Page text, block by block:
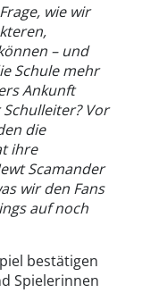
wie wir
– und
Schule mehr
Ankunft
Vor
die
ihre
Scamander
wir den Fans
auf noch
bestätigen
Spielerinnen